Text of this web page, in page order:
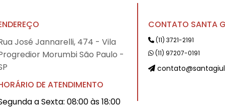
José Jannarelli, 474 - Vila
Morumbi São Paulo -
DE ATENDIMENTO
a Sexta: 08:00 às 18:00
CONTATO SANTA
(11) 3721-2191
(11) 97207-0191